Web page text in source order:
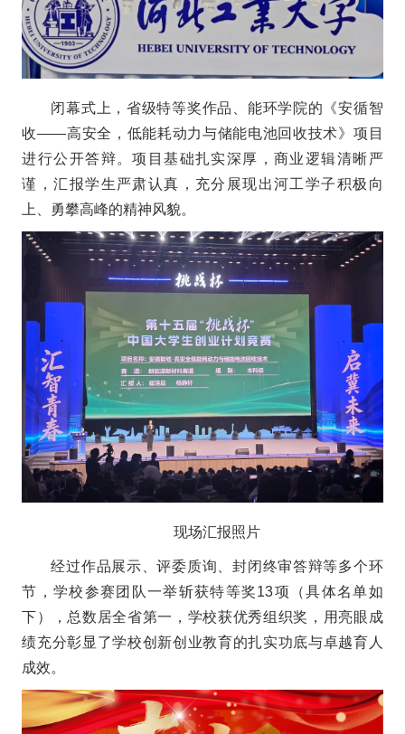
闭幕式上，省级特等奖作品、能环学院的《安循智
收——高安全，低能耗动力与储能电池回收技术》项目
进行公开答辩。项目基础扎实深厚，商业逻辑清晰严
谨，汇报学生严肃认真，充分展现出河工学子积极向
上、勇攀高峰的精神风貌。
现场汇报照片
经过作品展示、评委质询、封闭终审答辩等多个环
节，学校参赛团队一举斩获特等奖13项（具体名单如
下）
，总数居全省第一，学校获优秀组织奖，用亮眼成
绩充分彰显了学校创新创业教育的扎实功底与卓越育人
成效。